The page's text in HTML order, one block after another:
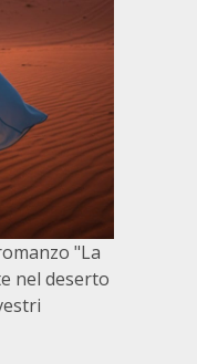
"La
nel deserto